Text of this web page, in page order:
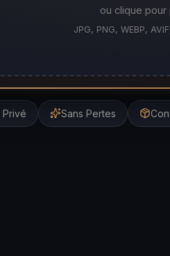
ou clique pour
JPG, PNG, WEBP,
Privé Sans Pertes